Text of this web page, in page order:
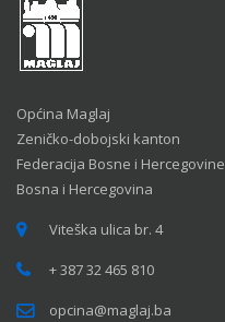
Općina Maglaj
Zeničko-dobojski kanton
Federacija Bosne i Hercegovine
Bosna i Hercegovina
Viteška ulica br. 4
+ 387 32 465 810
opcina@maglaj.ba